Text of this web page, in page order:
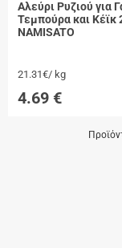
Αλεύρι Ρυζιού για
Τεμπούρα και Κέϊκ
NAMISATO
21.31€/ kg
4.69 €